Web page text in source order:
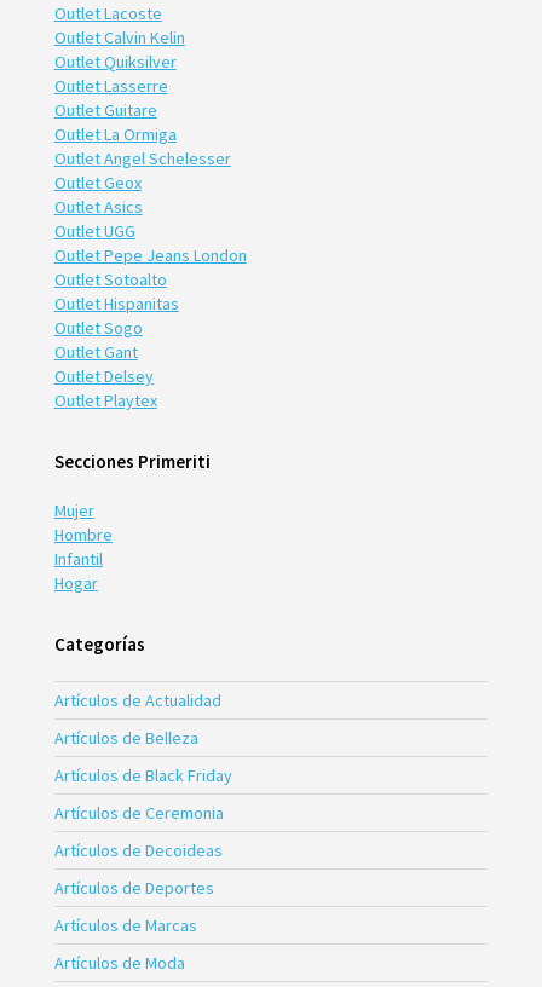
Outlet Lacoste
Outlet Calvin Kelin
Outlet Quiksilver
Outlet Lasserre
Outlet Guitare
Outlet La Ormiga
Outlet Angel Schelesser
Outlet Geox
Outlet Asics
Outlet UGG
Outlet Pepe Jeans London
Outlet Sotoalto
Outlet Hispanitas
Outlet Sogo
Outlet Gant
Outlet Delsey
Outlet Playtex
Secciones Primeriti
Mujer
Hombre
Infantil
Hogar
Categorías
Artículos de Actualidad
Artículos de Belleza
Artículos de Black Friday
Artículos de Ceremonia
Artículos de Decoideas
Artículos de Deportes
Artículos de Marcas
Artículos de Moda